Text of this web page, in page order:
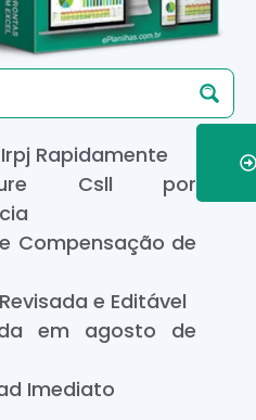
Rapidamente
Csll por
Compensação de
e Editável
em agosto de
Imediato